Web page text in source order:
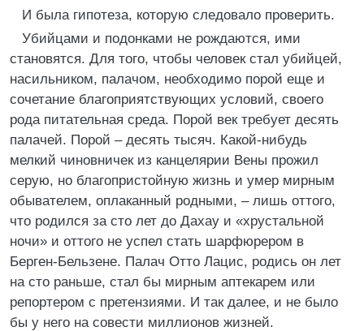
И была гипотеза, которую следовало проверить.
Убийцами и подонками не рождаются, ими
становятся. Для того, чтобы человек стал убийцей,
насильником, палачом, необходимо порой еще и
сочетание благоприятствующих условий, своего
рода питательная среда. Порой век требует десять
палачей. Порой – десять тысяч. Какой-нибудь
мелкий чиновничек из канцелярии Вены прожил
серую, но благопристойную жизнь и умер мирным
обывателем, оплаканный родными, – лишь оттого,
что родился за сто лет до Дахау и «хрустальной
ночи» и оттого не успел стать шарфюрером в
Берген-Бельзене. Палач Отто Лацис, родись он лет
на сто раньше, стал бы мирным аптекарем или
репортером с претензиями. И так далее, и не было
бы у него на совести миллионов жизней.